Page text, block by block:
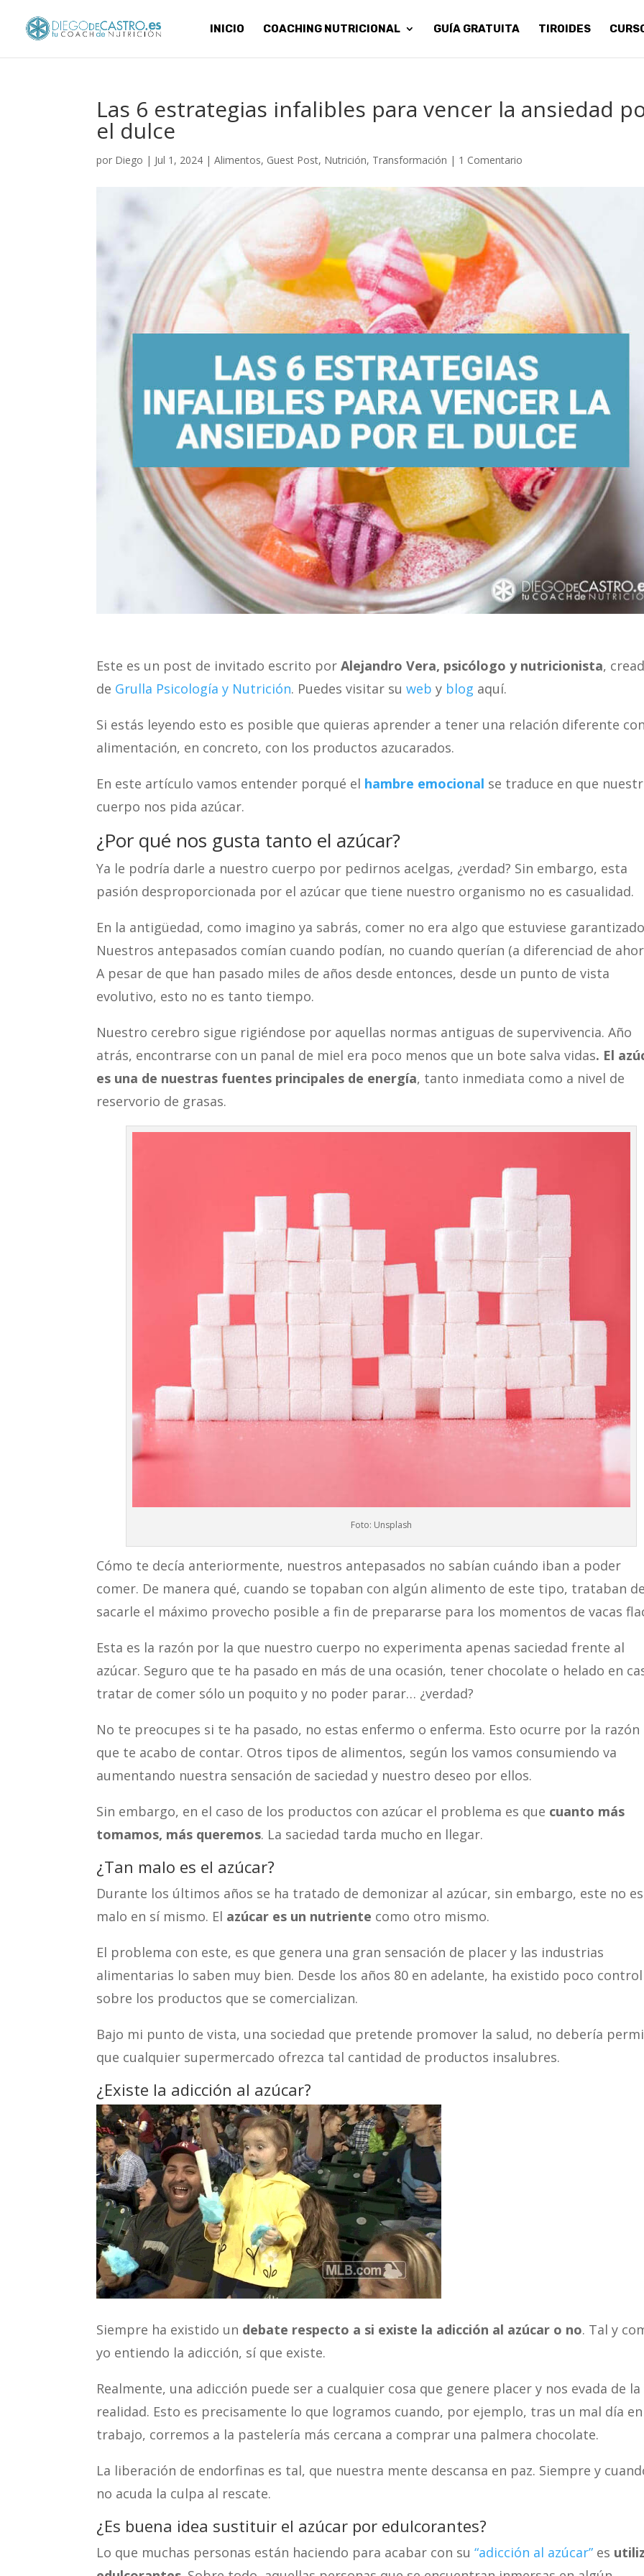
INICIO COACHING NUTRICIONAL GUÍA GRATUITA TIROIDES
Las 6 estrategias infalibles para vencer la ansiedad
el dulce
por Diego | Jul 1, 2024 |Alimentos, Guest Post, Nutrición, Transformación | 1 Comentario
Este es un post de invitado escrito por Alejandro Vera, psicólogo y nutricionista,
de Grulla Psicología y Nutrición. Puedes visitar suweb y blog aquí.
Si estás leyendo esto es posible que quieras aprender a tener una relación diferente
alimentación, en concreto, con los productos azucarados.
En este artículo vamos entender porqué el hambre emocional se traduce en que
cuerpo nos pida azúcar.
¿Por qué nos gusta tanto el azúcar?
Ya le podría darle a nuestro cuerpo por pedirnos acelgas, ¿verdad? Sin embargo, esta
pasión desproporcionada por el azúcar que tiene nuestro organismo no es casualidad.
En la antigüedad, como imagino ya sabrás, comer no era algo que estuviese
Nuestros antepasados comían cuando podían, no cuando querían (a diferenciad de
A pesar de que han pasado miles de años desde entonces, desde un punto de vista
evolutivo, esto no es tanto tiempo.
Nuestro cerebro sigue rigiéndose por aquellas normas antiguas de supervivencia. Año
atrás, encontrarse con un panal de miel era poco menos que un bote salva vidas. El
es una de nuestras fuentes principales de energía, tanto inmediata como a nivel de
reservorio de grasas.
Foto: Unsplash
Cómo te decía anteriormente, nuestros antepasados no sabían cuándo iban a poder
comer. De manera qué, cuando se topaban con algún alimento de este tipo, trataban
sacarle el máximo provecho posible a fin de prepararse para los momentos de vacas
Esta es la razón por la que nuestro cuerpo no experimenta apenas saciedad frente al
azúcar. Seguro que te ha pasado en más de una ocasión, tener chocolate o helado en
tratar de comer sólo un poquito y no poder parar… ¿verdad?
No te preocupes si te ha pasado, no estas enfermo o enferma. Esto ocurre por la razón
que te acabo de contar. Otros tipos de alimentos, según los vamos consumiendo va
aumentando nuestra sensación de saciedad y nuestro deseo por ellos.
Sin embargo, en el caso de los productos con azúcar el problema es que cuanto más
tomamos, más queremos. La saciedad tarda mucho en llegar.
¿Tan malo es el azúcar?
Durante los últimos años se ha tratado de demonizar al azúcar, sin embargo, este no es
malo en sí mismo. El azúcar es un nutriente como otro mismo.
El problema con este, es que genera una gran sensación de placer y las industrias
alimentarias lo saben muy bien. Desde los años 80 en adelante, ha existido poco control
sobre los productos que se comercializan.
Bajo mi punto de vista, una sociedad que pretende promover la salud, no debería
que cualquier supermercado ofrezca tal cantidad de productos insalubres.
¿Existe la adicción al azúcar?
Siempre ha existido un debate respecto a si existe la adicción al azúcar o no. Tal y
yo entiendo la adicción, sí que existe.
Realmente, una adicción puede ser a cualquier cosa que genere placer y nos evada de la
realidad. Esto es precisamente lo que logramos cuando, por ejemplo, tras un mal día
trabajo, corremos a la pastelería más cercana a comprar una palmera chocolate.
La liberación de endorfinas es tal, que nuestra mente descansa en paz. Siempre y
no acuda la culpa al rescate.
¿Es buena idea sustituir el azúcar por edulcorantes?
Lo que muchas personas están haciendo para acabar con su“adicción al azúcar” es